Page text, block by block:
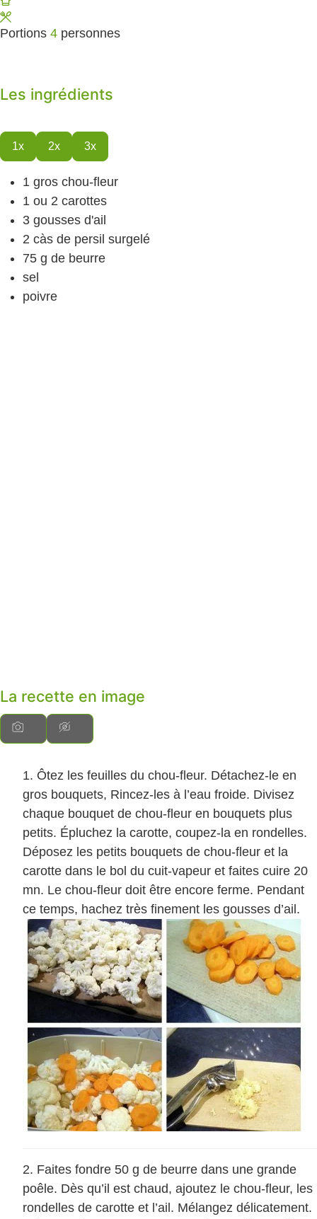
Portions 4 personnes
Les ingrédients
1x 2x 3x
1 gros chou-fleur
1 ou 2 carottes
3 gousses d'ail
2 càs de persil surgelé
75 g de beurre
sel
poivre
La recette en image
Ôtez les feuilles du chou-fleur. Détachez-le en
gros bouquets, Rincez-les à l’eau froide. Divisez
chaque bouquet de chou-fleur en bouquets plus
petits. Épluchez la carotte, coupez-la en rondelles.
Déposez les petits bouquets de chou-fleur et la
carotte dans le bol du cuit-vapeur et faites cuire 20
mn. Le chou-fleur doit être encore ferme. Pendant
ce temps, hachez très finement les gousses d’ail.
Faites fondre 50 g de beurre dans une grande
poêle. Dès qu’il est chaud, ajoutez le chou-fleur, les
rondelles de carotte et l’ail. Mélangez délicatement.